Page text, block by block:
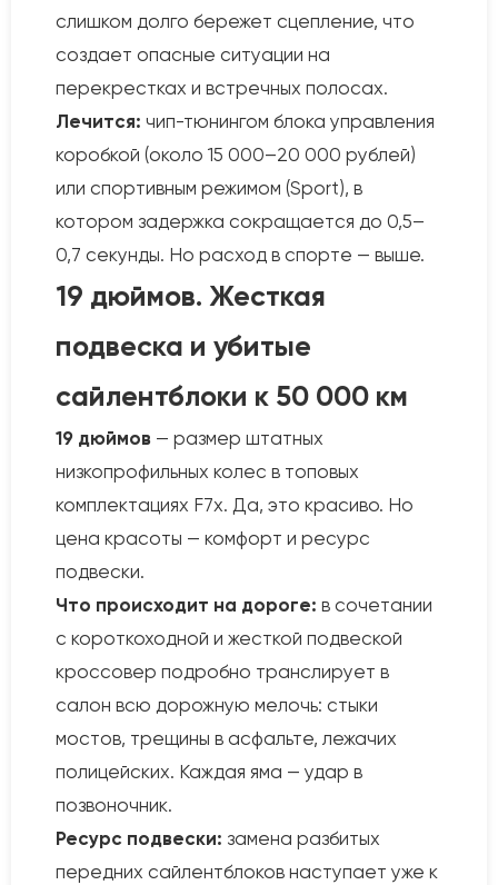
слишком долго бережет сцепление, что
создает опасные ситуации на
перекрестках и встречных полосах.
Лечится: чип-тюнингом блока управления
коробкой (около 15 000–20 000 рублей)
или спортивным режимом (Sport), в
котором задержка сокращается до 0,5–
0,7 секунды. Но расход в спорте — выше.
19 дюймов. Жесткая
подвеска и убитые
сайлентблоки к 50 000 км
19 дюймов — размер штатных
низкопрофильных колес в топовых
комплектациях F7x. Да, это красиво. Но
цена красоты — комфорт и ресурс
подвески.
Что происходит на дороге: в сочетании
с короткоходной и жесткой подвеской
кроссовер подробно транслирует в
салон всю дорожную мелочь: стыки
мостов, трещины в асфальте, лежачих
полицейских. Каждая яма — удар в
позвоночник.
Ресурс подвески: замена разбитых
передних сайлентблоков наступает уже к